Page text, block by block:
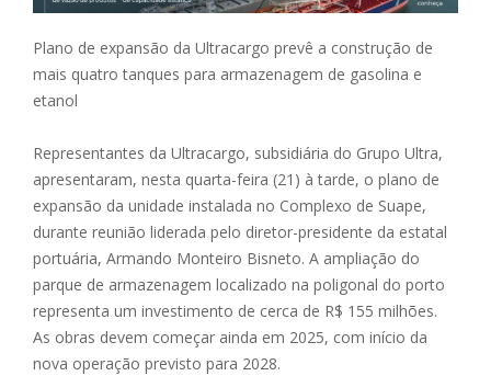
Plano de expansão da Ultracargo prevê a construção de
mais quatro tanques para armazenagem de gasolina e
etanol
Representantes da Ultracargo, subsidiária do Grupo Ultra,
apresentaram, nesta quarta-feira (21) à tarde, o plano de
expansão da unidade instalada no Complexo de Suape,
durante reunião liderada pelo diretor-presidente da estatal
portuária, Armando Monteiro Bisneto. A ampliação do
parque de armazenagem localizado na poligonal do porto
representa um investimento de cerca de R$ 155 milhões.
As obras devem começar ainda em 2025, com início da
nova operação previsto para 2028.